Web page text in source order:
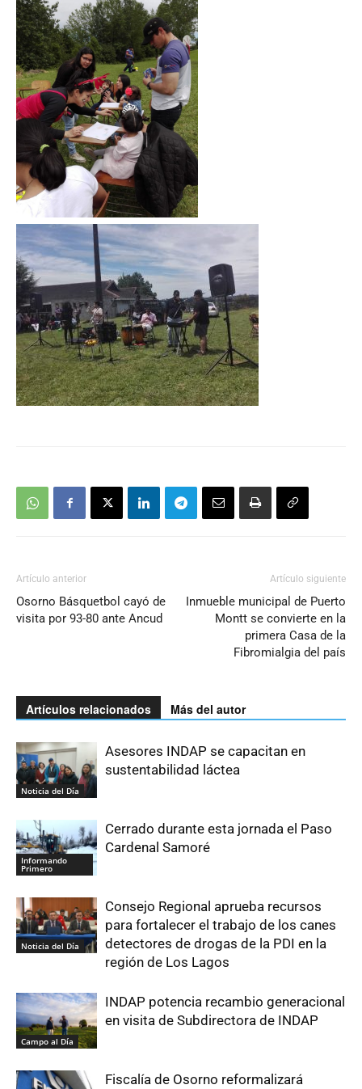
Artículo anterior
Osorno Básquetbol cayó de
visita por 93-80 ante Ancud
Artículo siguiente
Inmueble municipal de Puerto
Montt se convierte en la
primera Casa de la
Fibromialgia del país
Artículos relacionados Más del autor
Noticia del Día
Asesores INDAP se capacitan en
sustentabilidad láctea
Informando
Primero
Cerrado durante esta jornada el Paso
Cardenal Samoré
Noticia del Día
Consejo Regional aprueba recursos
para fortalecer el trabajo de los canes
detectores de drogas de la PDI en la
región de Los Lagos
Campo al Día
INDAP potencia recambio generacional
en visita de Subdirectora de INDAP
Fiscalía de Osorno reformalizará